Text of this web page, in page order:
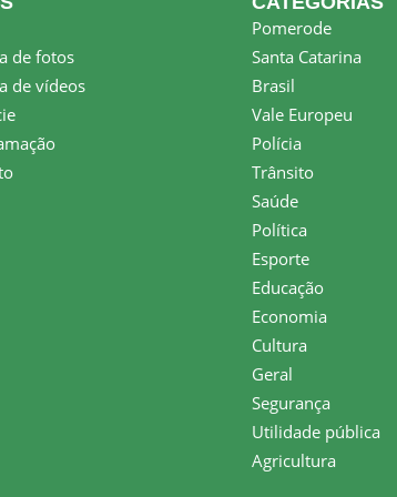
de fotos
de vídeos
Pomerode
Santa Catarina
Brasil
Vale Europeu
Polícia
Trânsito
Saúde
Política
Esporte
Educação
Economia
Cultura
Geral
Segurança
Utilidade pública
Agricultura